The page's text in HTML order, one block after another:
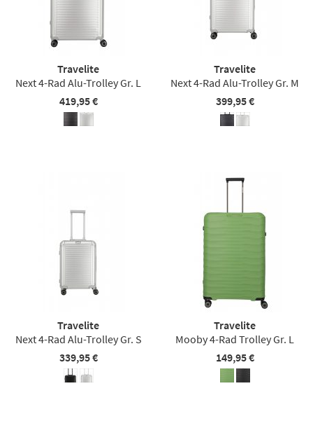
Travelite
Next 4-Rad Alu-Trolley Gr. L
419,95 €
Travelite
Next 4-Rad Alu-Trolley Gr. M
399,95 €
Travelite
Next 4-Rad Alu-Trolley Gr. S
339,95 €
Travelite
Mooby 4-Rad Trolley Gr. L
149,95 €